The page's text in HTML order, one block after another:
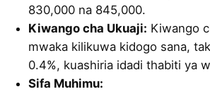
830,000 na 845,000.
Kiwango cha Ukuaji: Kiwango
mwaka kilikuwa kidogo sana,
0.4%, kuashiria idadi thabiti ya
Sifa Muhimu: